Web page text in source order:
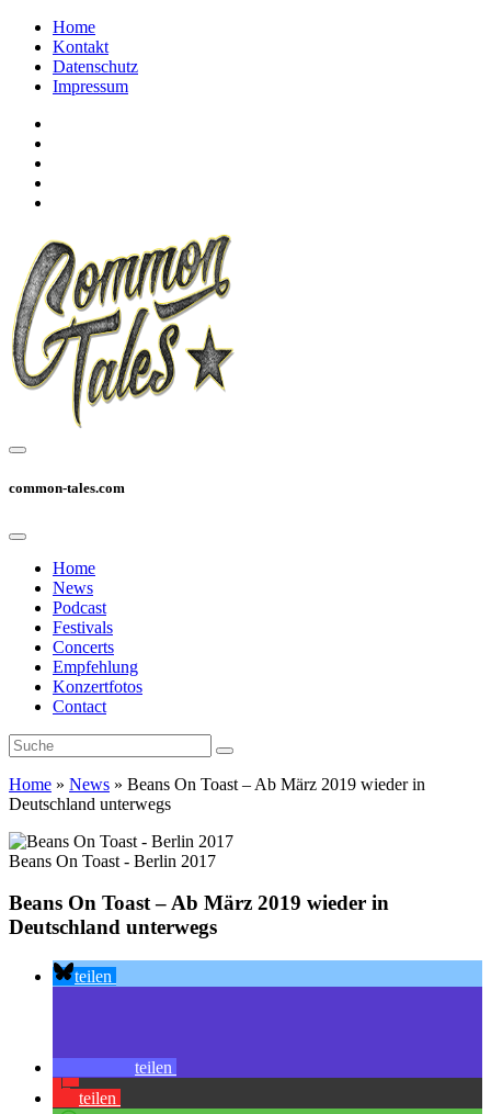
Home
Kontakt
Datenschutz
Impressum
common-tales.com
Home
News
Podcast
Festivals
Concerts
Empfehlung
Konzertfotos
Contact
Home » News » Beans On Toast – Ab März 2019 wieder in
Deutschland unterwegs
Beans On Toast - Berlin 2017
Beans On Toast – Ab März 2019 wieder in
Deutschland unterwegs
teilen
teilen
teilen